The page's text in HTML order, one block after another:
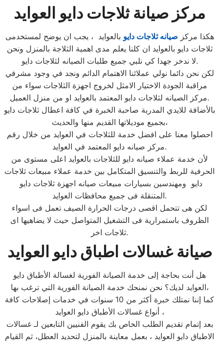
مركز صيانة ثلاجات دايو العوايد
هكذا مركز صيانه ثلاجات دايو بالعوايد ، يجب ان يوضح لمستخدمى
ثلاجات دايو بالعوايد ان كلنا يعلم مدى اهمية الثلاجة بالمنزل ونحن
لا ندخر جهدا كي نلبي جميع طلبات الصيانه لثلاجات دايو.
لكن نحن دائما نولي عملائنا الاهتمام الدائم ونجد في وجود مشرفي
مراقبة الجودة الاختيار الامثل لخروج اجهزة الثلاجات سواء من
مركز الصيانه لثلاجات دايو المعتمد بالعوايد او من منزل العميل.
بالأضافة للايدي المدربة صاحبة الخبرة في كافة اعطال ثلاجات دايو
بجميع موديلاتها القديم منها والحديث،
احصلوا معنا على افضل خدمة للثلاجات في العوايد من خلال رقم
مركز صيانه دايو المعتمد في العوايد.
لأن خدمة عملاء صيانه دايو للثلاجات بالعوايد اعلى مستوى من
الحرفية للربط والتنسيق المتكامل بين خدمة عملاء مبيعات ثلاجات
دايو ومهندسين بسيارات مبيعات صيانه اجهزة ثلاجات دايو
المتنقلة فى جميع محافظات العوايد.
لكن هى تتحمل اقصى درجات الحرارة الصيف تعمل فى اسواء
الظروف باستمرارية فى التشغيل المتواصل حيث لا يضاهيها اى
ثلاجات اخر.
صيانة غسالات اطباق دايو العوايد
هل أنت بحاجة إلى خدمة الصيانة الفورية لغسالة الأطباق دايو
العوايد لديك؟ نحن نمنحك خدمة الصيانة الفورية التي ترغب بها،
كما إننا نمتلك خبرة أكثر من 10 سنوات في خدمات إصلاحات كافة
أنواع غسالات الأطباق دايو العوايد ،
بعد إتمام تقديم الطلب الخاص بك يقوم الفنيين التابعين لـ غسالات
الاطباق دايو العوايد ، بعمل معاينة بالمنزل لتحديد العطل، ثم القيام